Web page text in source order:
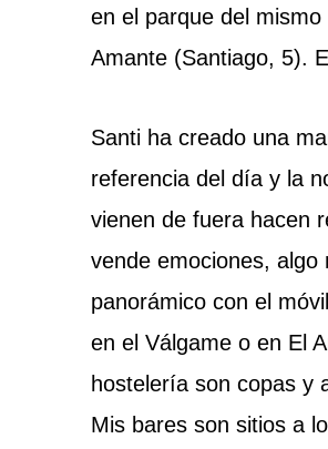
en el parque del
Amante (Santiago, 5).
Santi ha creado una
referencia del día y la
vienen de fuera hacen
vende emociones,
panorámico con el
en el Válgame o en El
hostelería son copas y
Mis bares son sitios a